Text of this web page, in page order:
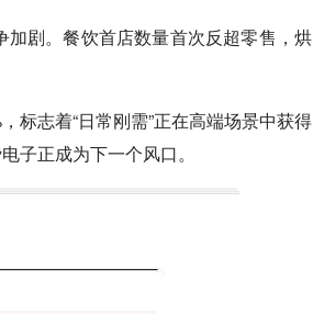
剧。餐饮首店数量首次反超零售，烘
标志着“日常刚需”正在高端场景中获得
子正成为下一个风口。